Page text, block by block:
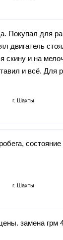
Покупал для
двигатель
скину и на
и всё. Для
г. Шахты
г. Шахты
замена грм